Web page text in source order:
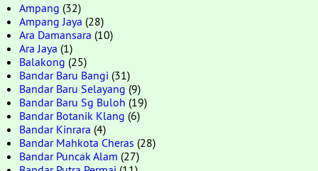
Ampang (32)
Ampang Jaya (28)
Ara Damansara (10)
Ara Jaya (1)
Balakong (25)
Bandar Baru Bangi (31)
Bandar Baru Selayang (9)
Bandar Baru Sg Buloh (19)
Bandar Botanik Klang (6)
Bandar Kinrara (4)
Bandar Mahkota Cheras (28)
Bandar Puncak Alam (27)